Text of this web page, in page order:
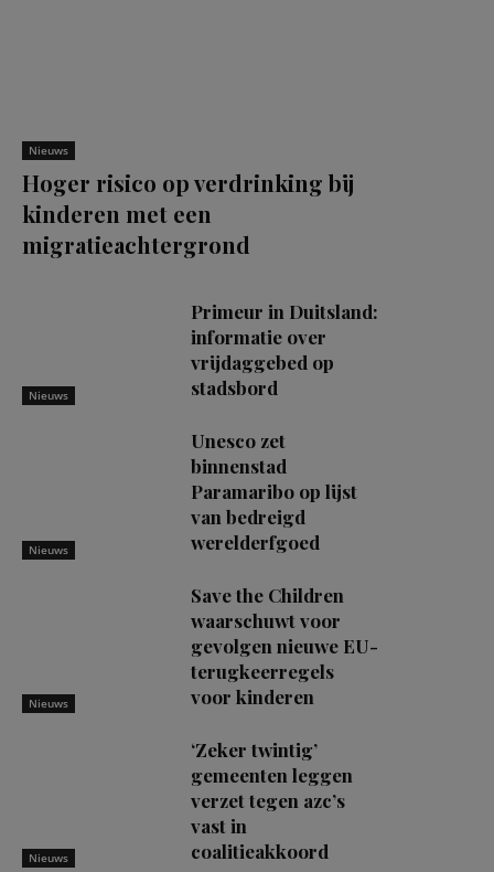
Nieuws
Hoger risico op verdrinking bij
kinderen met een
migratieachtergrond
Nieuws
Primeur in Duitsland:
informatie over
vrijdaggebed op
stadsbord
Nieuws
Unesco zet
binnenstad
Paramaribo op lijst
van bedreigd
werelderfgoed
Nieuws
Save the Children
waarschuwt voor
gevolgen nieuwe EU-
terugkeerregels
voor kinderen
Nieuws
‘Zeker twintig’
gemeenten leggen
verzet tegen azc’s
vast in
coalitieakkoord